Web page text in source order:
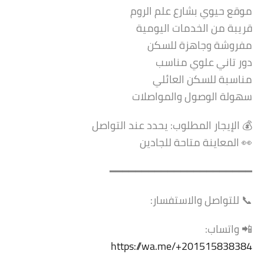
موقع حيوي بشارع علم الروم
قريبة من الخدمات اليومية
مفروشة وجاهزة للسكن
دور تاني علوي مناسب
مناسبة للسكن العائلي
سهولة الوصول والمواصلات
💰 الإيجار المطلوب: يحدد عند التواصل
👀 المعاينة متاحة للجادين
━━━━━━━━━━━━━━━━━━━━━━
📞 للتواصل والاستفسار:
📲 واتساب:
https://wa.me/+201515838384